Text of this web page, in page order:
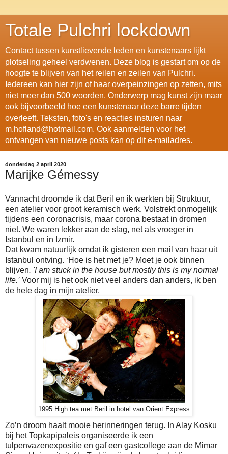
Totale Pulchri lockdown
Contact tussen kunstlievende leden en kunstenaars lijkt
plotseling geheel verdwenen. Deze blog is gestart om op de
hoogte te blijven van het reilen en zeilen van Pulchri.
Iedereen kan hier zijn of haar overpeinzingen op zetten, mits
niet meer dan 500 woorden. Onderwerp mag kunst zijn maar
ook bijvoorbeeld hoe een kunstenaar deze barre tijden
overleeft. Teksten, foto's en reacties insturen naar
m.hofland@hotmail.com. Ook aanmelden voor het
ontvangen van nieuwe posts kan op dit e-mailadres.
donderdag 2 april 2020
Marijke Gémessy
Vannacht droomde ik dat Beril en ik werkten bij Struktuur,
een atelier voor groot keramisch werk. Volstrekt onmogelijk
tijdens een coronacrisis, maar corona bestaat in dromen
niet. We waren lekker aan de slag, net als vroeger in
Istanbul en in Izmir.
Dat kwam natuurlijk omdat ik gisteren een mail van haar uit
Istanbul ontving. ‘Hoe is het met je? Moet je ook binnen
blijven. 'I am stuck in the house but mostly this is my normal
life.’ Voor mij is het ook niet veel anders dan anders, ik ben
de hele dag in mijn atelier.
1995 High tea met Beril in hotel van Orient Express
Zo’n droom haalt mooie herinneringen terug. In Alay Kosku
bij het Topkapipaleis organiseerde ik een
tulpenvazenexpositie en gaf een gastcollege aan de Mimar